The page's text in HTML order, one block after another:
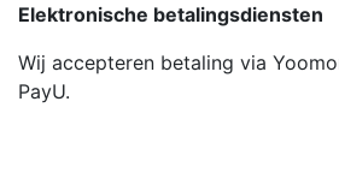
Elektronische betalingsdiensten
Wij accepteren betaling via
PayU.